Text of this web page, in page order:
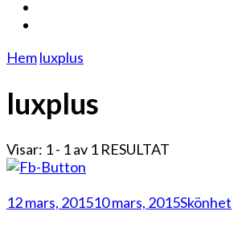
Hemluxplus
luxplus
Visar: 1 - 1 av 1 RESULTAT
12 mars, 201510 mars, 2015Skönhet